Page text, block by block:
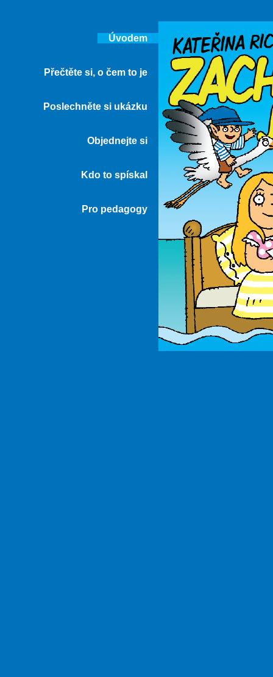
Úvodem
Přečtěte si, o čem to je
Poslechněte si ukázku
Objednejte si
Kdo to spískal
Pro pedagogy